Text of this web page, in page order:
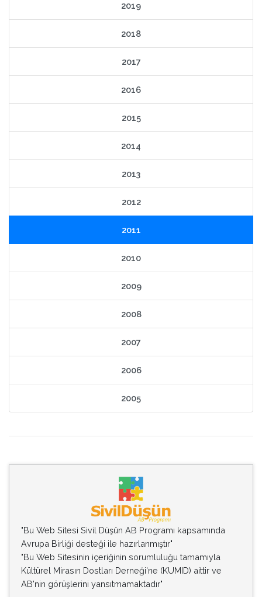
2019
2018
2017
2016
2015
2014
2013
2012
2011
2010
2009
2008
2007
2006
2005
"Bu Web Sitesi Sivil Düşün AB Programı kapsamında
Avrupa Birliği desteği ile hazırlanmıştır"
"Bu Web Sitesinin içeriğinin sorumluluğu tamamıyla
Kültürel Mirasın Dostları Derneği'ne (KUMID) aittir ve
AB'nin görüşlerini yansıtmamaktadır"